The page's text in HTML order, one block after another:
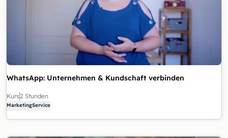
WhatsApp: Unternehmen & Kundschaft verbinden
Kurs2 Stunden
MarketingService